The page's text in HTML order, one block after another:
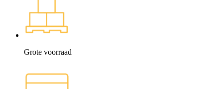
Grote voorraad